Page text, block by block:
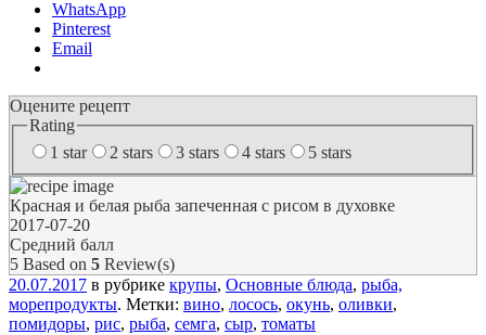
WhatsApp
Pinterest
Email
Оцените рецепт
Rating
1 star
2 stars 3 stars 4 stars 5 stars
Красная и белая рыба запеченная с рисом в духовке
2017-07-20
Средний балл
5 Based on 5 Review(s)
20.07.2017 в рубрике крупы, Основные блюда, рыба,
морепродукты. Метки: вино, лосось, окунь, оливки,
помидоры, рис, рыба, семга, сыр, томаты